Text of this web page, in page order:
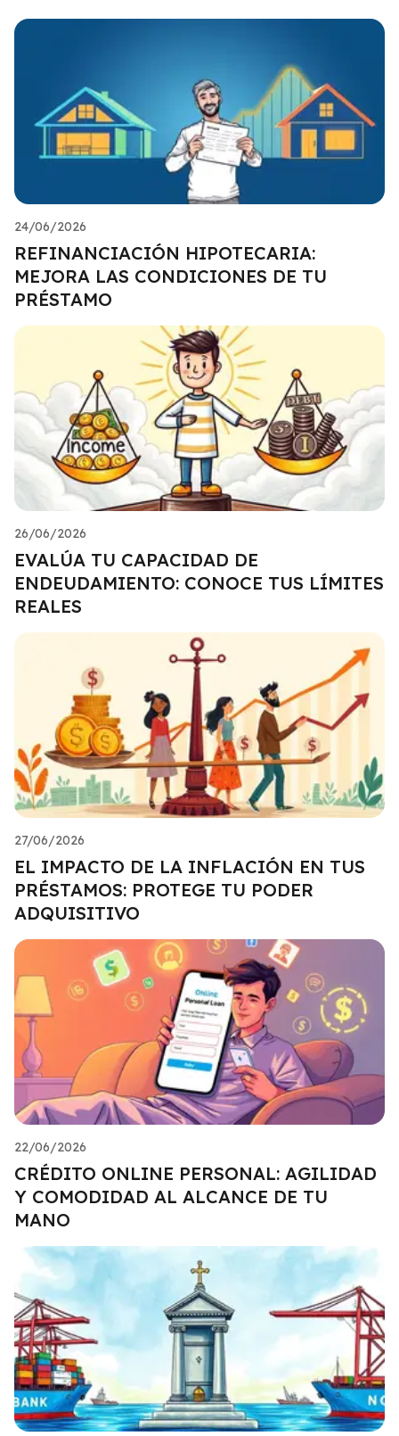
24/06/2026
REFINANCIACIÓN HIPOTECARIA:
MEJORA LAS CONDICIONES DE TU
PRÉSTAMO
26/06/2026
EVALÚA TU CAPACIDAD DE
ENDEUDAMIENTO: CONOCE TUS LÍMITES
REALES
27/06/2026
EL IMPACTO DE LA INFLACIÓN EN TUS
PRÉSTAMOS: PROTEGE TU PODER
ADQUISITIVO
22/06/2026
CRÉDITO ONLINE PERSONAL: AGILIDAD
Y COMODIDAD AL ALCANCE DE TU
MANO